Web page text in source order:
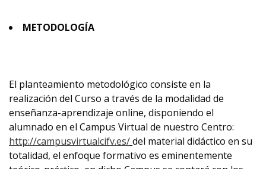
METODOLOGÍA
El planteamiento metodológico consiste en la
realización del Curso a través de la modalidad de
enseñanza-aprendizaje online, disponiendo el
alumnado en el Campus Virtual de nuestro Centro:
http://campusvirtualcifv.es/del material didáctico en su
totalidad, el enfoque formativo es eminentemente